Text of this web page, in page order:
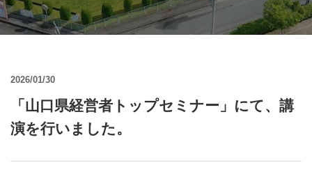
2026/01/30
「山口県経営者トップセミナー」にて、講
演を行いました。